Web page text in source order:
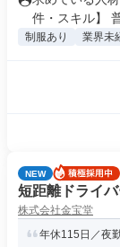
件・スキル】
制服あり 業界未
NEW
短距離ドライ
株式会社金宝堂
年休115日／夜